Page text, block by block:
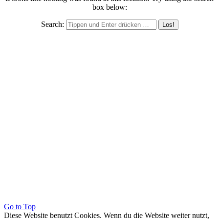
box below:
Search:
Go to Top
Diese Website benutzt Cookies. Wenn du die Website weiter nutzt,